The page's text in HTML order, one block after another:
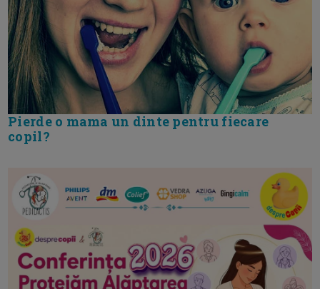
Pierde o mama un dinte pentru fiecare
copil?